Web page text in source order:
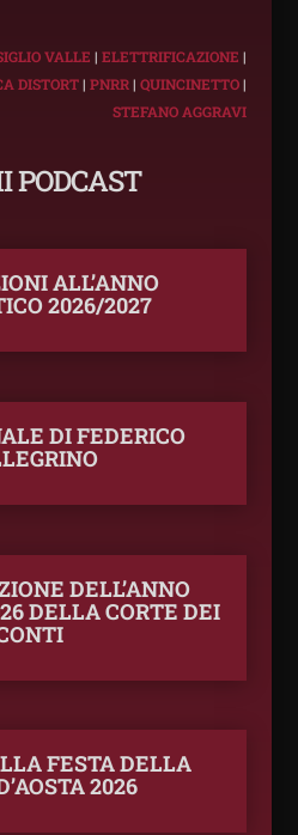
VALLE |ELETTRIFICAZIONE |
DISTORT|PNRR|QUINCINETTO|
STEFANO AGGRAVI
PODCAST
ALL’ANNO
2026/2027
DI FEDERICO
DELL’ANNO
DELLA CORTE DEI
FESTA DELLA
2026